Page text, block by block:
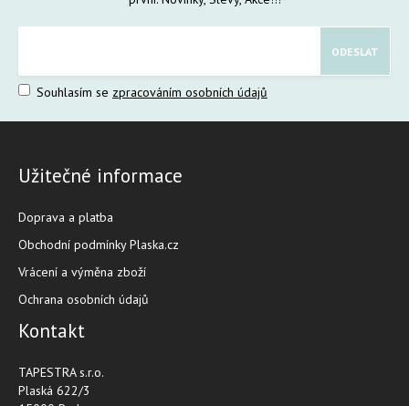
Souhlasím se zpracováním osobních údajů
Užitečné informace
Doprava a platba
Obchodní podmínky Plaska.cz
Vrácení a výměna zboží
Ochrana osobních údajů
Kontakt
TAPESTRA s.r.o.
Plaská 622/3